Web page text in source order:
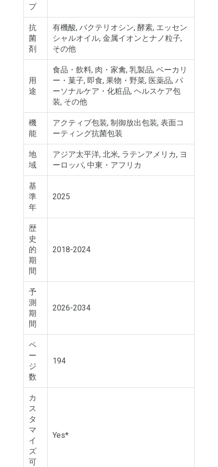
プ
抗
菌
剤
有機酸, バクテリオシン, 酵素, エッセン
シャルオイル, 金属イオンとナノ粒子,
その他
用
途
食品・飲料, 肉・家禽, 乳製品, ベーカリ
ー・菓子, 即食, 果物・野菜, 医薬品, パ
ーソナルケア・化粧品, ヘルスケア包
装, その他
機
能
アクティブ包装, 制御放出包装, 表面コ
ーティング抗菌包装
地
域
アジア太平洋, 北米, ラテンアメリカ, ヨ
ーロッパ, 中東・アフリカ
基
準
年
2025
歴
史
的
期
間
2018-2024
予
測
期
間
2026-2034
ペ
ー
ジ
数
194
カ
ス
タ
マ
イ
ズ
可
Yes*